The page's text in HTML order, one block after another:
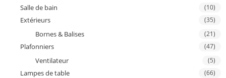
Salle de bain (10)
Extérieurs (35)
Bornes & Balises (21)
Plafonniers (47)
Ventilateur (5)
Lampes de table (66)